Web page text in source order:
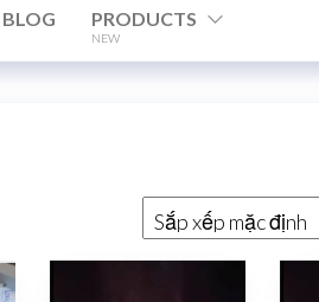
BLOG PRODUCTS
NEW